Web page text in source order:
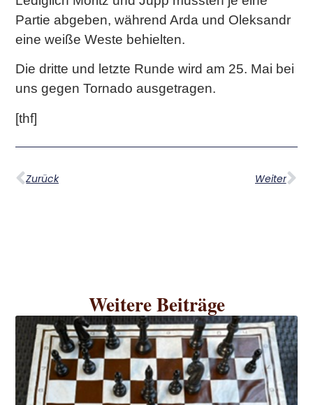
Partie abgeben, während Arda und Oleksandr
eine weiße Weste behielten.
Die dritte und letzte Runde wird am 25. Mai bei
uns gegen Tornado ausgetragen.
[thf]
Zurück Weiter
Weitere Beiträge